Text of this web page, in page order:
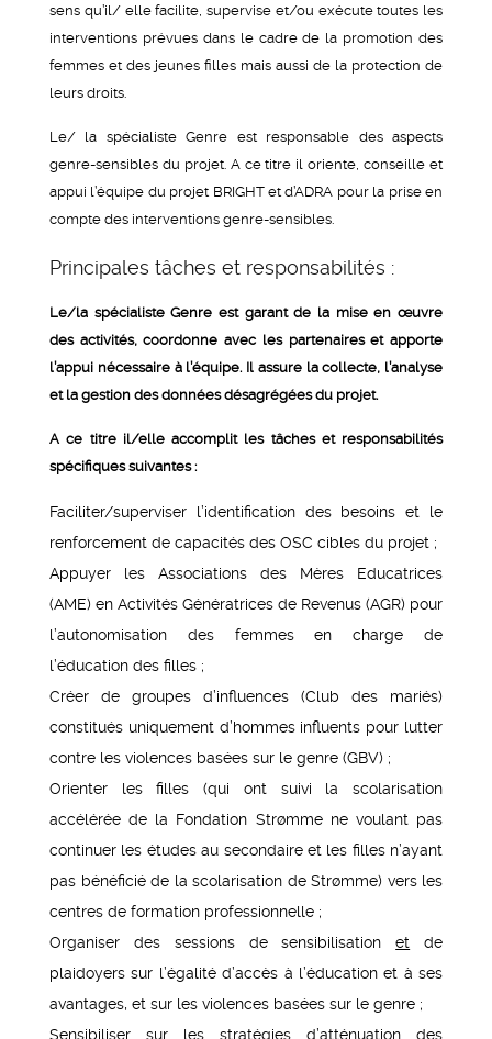
sens qu’il/ elle facilite, supervise et/ou exécute toutes les
interventions prévues dans le cadre de la promotion des
femmes et des jeunes filles mais aussi de la protection de
leurs droits.
Le/ la spécialiste Genre est responsable des aspects
genre-sensibles du projet. A ce titre il oriente, conseille et
appui l’équipe du projet BRIGHT et d’ADRA pour la prise en
compte des interventions genre-sensibles.
Principales tâches et responsabilités :
Le/la spécialiste Genre est garant de la mise en œuvre
des activités, coordonne avec les partenaires et apporte
l’appui nécessaire à l’équipe. Il assure la collecte, l’analyse
et la gestion des données désagrégées du projet.
A ce titre il/elle accomplit les tâches et responsabilités
spécifiques suivantes :
Faciliter/superviser l’identification des besoins et le
renforcement de capacités des OSC cibles du projet ;
Appuyer les Associations des Mères Educatrices
(AME) en Activités Génératrices de Revenus (AGR) pour
l’autonomisation des femmes en charge de
l’éducation des filles ;
Créer de groupes d’influences (Club des mariés)
constitués uniquement d’hommes influents pour lutter
contre les violences basées sur le genre (GBV) ;
Orienter les filles (qui ont suivi la scolarisation
accélérée de la Fondation Strømme ne voulant pas
continuer les études au secondaire et les filles n’ayant
pas bénéficié de la scolarisation de Strømme) vers les
centres de formation professionnelle ;
Organiser des sessions de sensibilisationet de
plaidoyers sur l’égalité d’accès à l’éducation et à ses
avantages, et sur les violences basées sur le genre ;
Sensibiliser sur les stratégies d’atténuation des